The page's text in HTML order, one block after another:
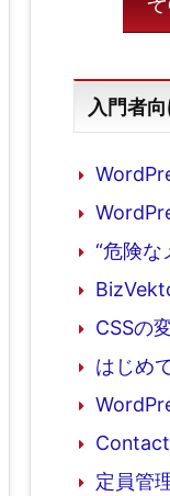
入門者
“危険な
CSSの
はじめ
定員管